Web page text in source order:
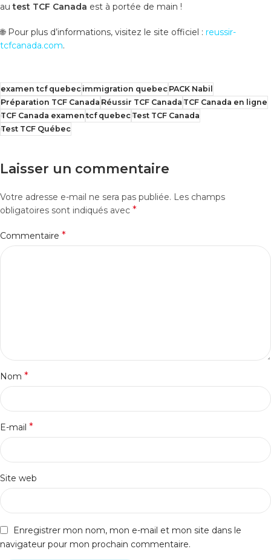
autest TCF Canada est à portée de main !
🌐 Pour plus d’informations, visitez le site officiel : reussir-
tcfcanada.com.
examen tcf quebecimmigration quebecPACK Nabil
Préparation TCF Canada Réussir TCF Canada TCF Canada en ligne
TCF Canada examen tcf quebecTest TCF Canada
Test TCF Québec
Laisser un commentaire
Votre adresse e-mail ne sera pas publiée. Les champs
obligatoires sont indiqués avec *
Commentaire *
Nom *
E-mail *
Site web
Enregistrer mon nom, mon e-mail et mon site dans le
navigateur pour mon prochain commentaire.